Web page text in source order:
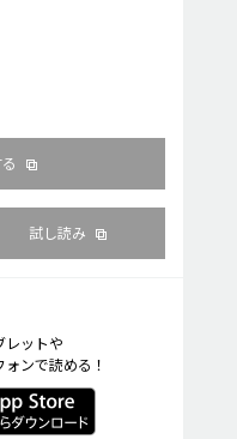
試し読み
レットや
ォンで読める！